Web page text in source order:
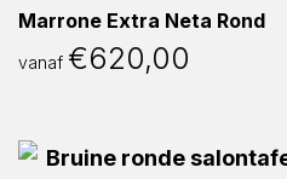
Marrone Extra Neta Rond
vanaf €620,00